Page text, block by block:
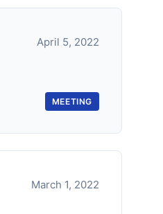
April 5, 2022
MEETING
March 1, 2022